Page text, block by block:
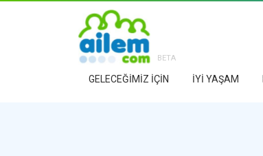
BETA
GELECEĞİMİZ İÇİN İYİ YAŞAM